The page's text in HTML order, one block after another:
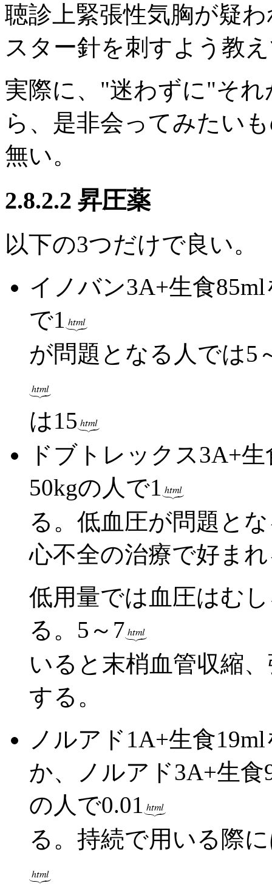
聴診上緊張性気胸が疑
スター針を刺すよう教
実際に、"迷わずに"そ
ら、是非会ってみたい
無い。
2.8.2.2 昇圧薬
以下の3つだけで良い。
イノバン3A+生食
で1
が問題となる人では5
は15
ドブトレックス3A+
50kgの人で1
る。低血圧が問題と
心不全の治療で好ま
低用量では血圧はむ
る。5～7
いると末梢血管収縮
する。
ノルアド1A+生食
か、ノルアド3A+生食
の人で0.01
る。持続で用いる際